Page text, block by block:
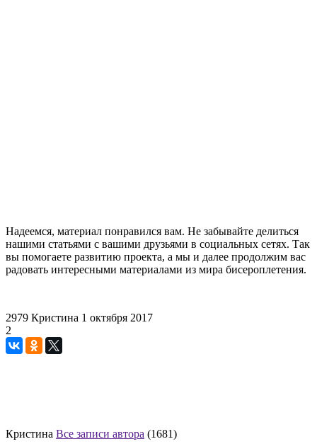
Надеемся, материал понравился вам. Не забывайте делиться
нашими статьями с вашими друзьями в социальных сетях. Так
вы помогаете развитию проекта, а мы и далее продолжим вас
радовать интересными материалами из мира бисероплетения.
2979 Кристина 1 октября 2017
2
Кристина Все записи автора (1681)